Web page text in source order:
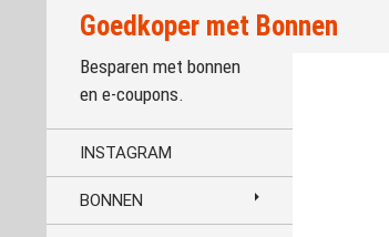
Goedkoper met Bonnen
Zoeken
Besparen met bonnen
en e-coupons.
INSTAGRAM
BONNEN